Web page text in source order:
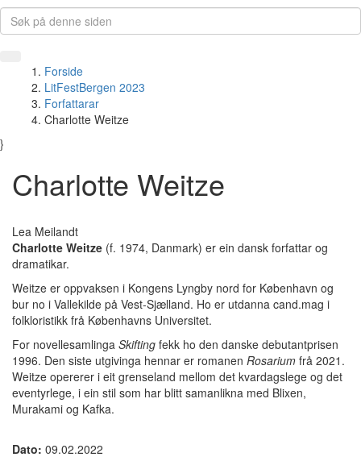
Forside
LitFestBergen 2023
Forfattarar
Charlotte Weitze
}
Charlotte Weitze
Lea Meilandt
Charlotte Weitze (f. 1974, Danmark) er ein dansk forfattar og
dramatikar.
Weitze er oppvaksen i Kongens Lyngby nord for København og
bur no i Vallekilde på Vest-Sjælland. Ho er utdanna cand.mag i
folkloristikk frå Københavns Universitet.
For novellesamlinga Skifting fekk ho den danske debutantprisen
1996. Den siste utgivinga hennar er romanen Rosarium frå 2021.
Weitze opererer i eit grenseland mellom det kvardagslege og det
eventyrlege, i ein stil som har blitt samanlikna med Blixen,
Murakami og Kafka.
Dato: 09.02.2022